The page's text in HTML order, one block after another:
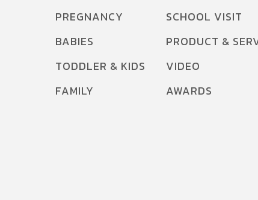
PREGNANCY
BABIES
TODDLER & KIDS
FAMILY
SCHOOL VISIT
PRODUCT &
VIDEO
AWARDS